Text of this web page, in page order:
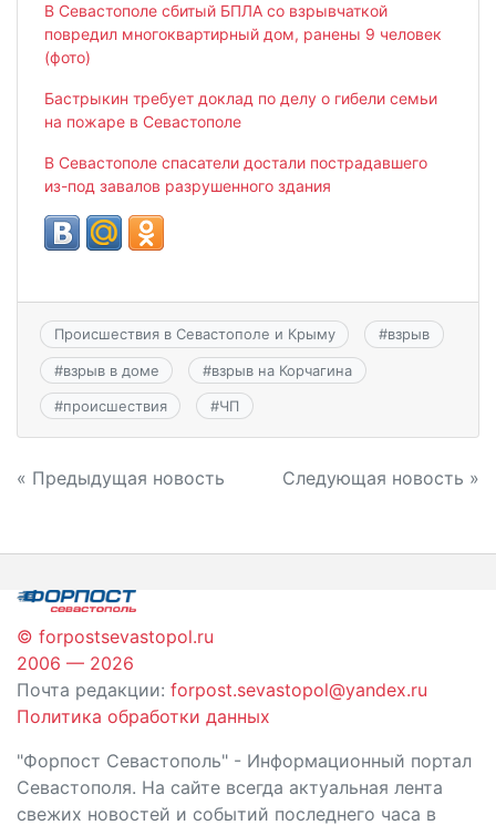
В Севастополе сбитый БПЛА со взрывчаткой
повредил многоквартирный дом, ранены 9 человек
(фото)
Бастрыкин требует доклад по делу о гибели семьи
на пожаре в Севастополе
В Севастополе спасатели достали пострадавшего
из-под завалов разрушенного здания
Происшествия в Севастополе и Крыму #взрыв
#взрыв в доме #взрыв на Корчагина
#происшествия #ЧП
Навигация
записям
« Предыдущая новость Следующая новость »
© forpostsevastopol.ru
2006 — 2026
Почта редакции: forpost.sevastopol@yandex.ru
Политика обработки данных
"Форпост Севастополь" - Информационный портал
Севастополя. На сайте всегда актуальная лента
свежих новостей и событий последнего часа в